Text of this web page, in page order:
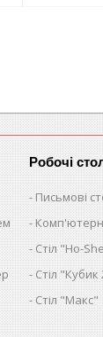
Робочі
Письмові
Стіл "Ho-
Стіл
Стіл